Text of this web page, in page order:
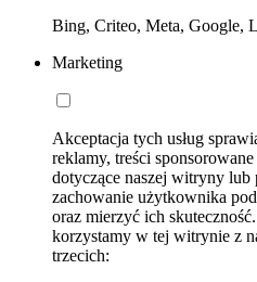
Bing, Criteo, Meta, Google,
Marketing
Akceptacja tych usług
reklamy, treści
dotyczące naszej witryny
zachowanie użytkownika
oraz mierzyć ich
korzystamy w tej witrynie z
trzecich: